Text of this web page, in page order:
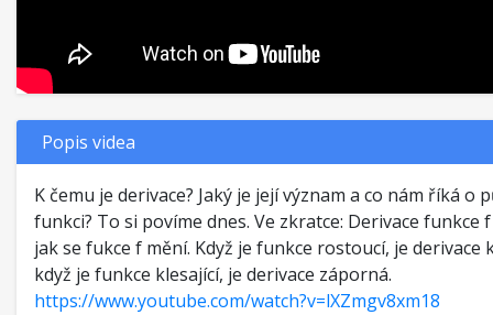
Popis videa
K čemu je derivace? Jaký je její význam a co nám říká o
funkci? To si povíme dnes. Ve zkratce: Derivace funkce
jak se fukce f mění. Když je funkce rostoucí, je derivace
když je funkce klesající, je derivace záporná.
https://www.youtube.com/watch?v=lXZmgv8xm18